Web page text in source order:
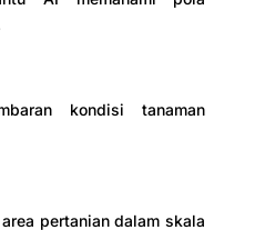
kondisi tanaman
pertanian dalam skala